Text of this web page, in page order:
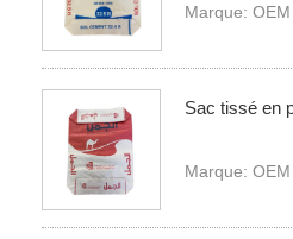
Marque: OEM
Sac tissé en
Marque: OEM